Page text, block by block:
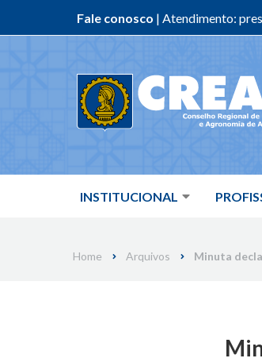
Fale conosco | Atendimento:
INSTITUCIONAL
Home Arquivos Minuta